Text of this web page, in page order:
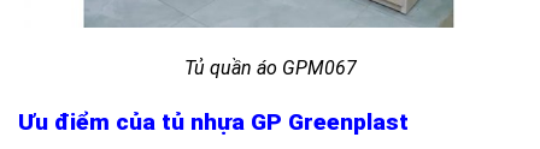
Tủ quần áo GPM067
Ưu điểm của tủ nhựa GP Greenplast